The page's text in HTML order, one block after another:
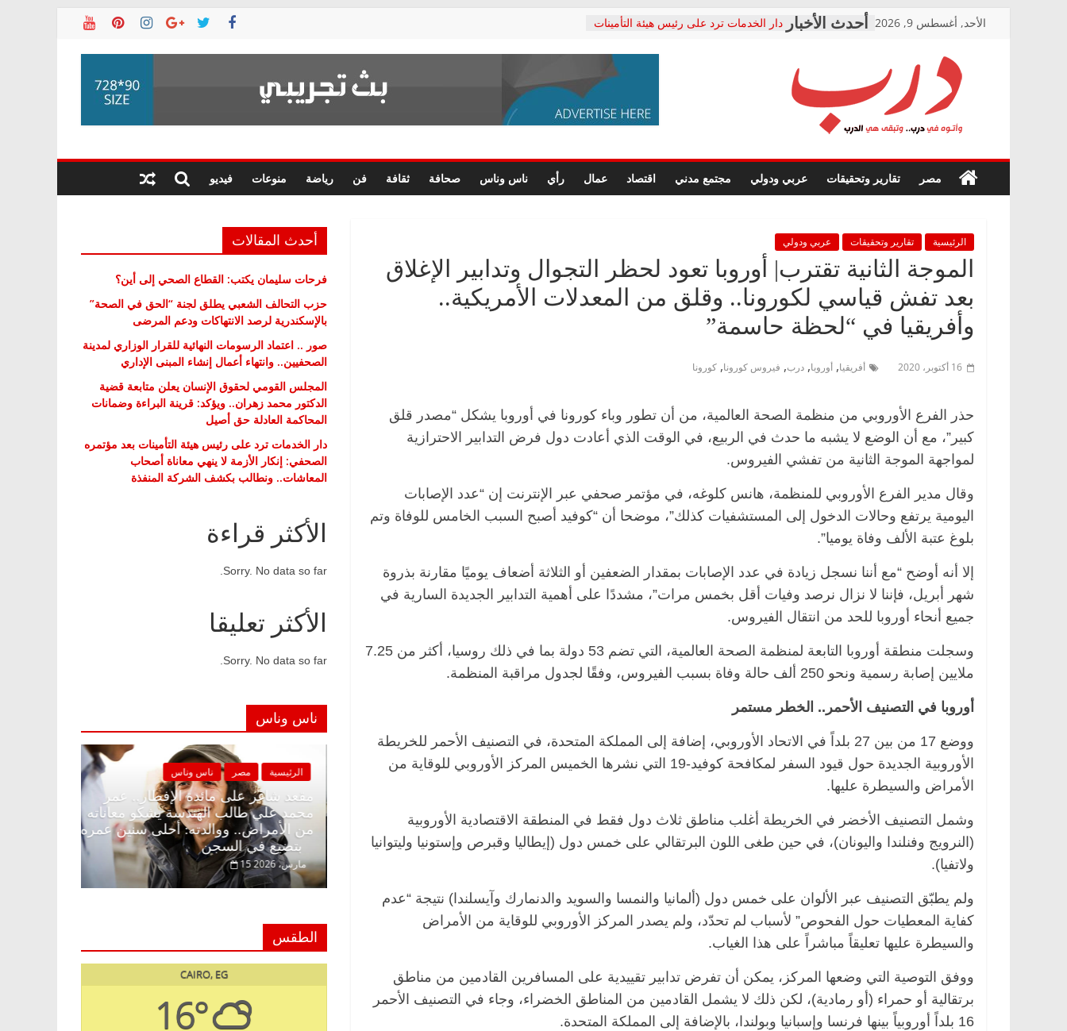
الأحد, أغسطس 9, 2026
دار الخدمات ترد على رئيس هيئة التأمينات
معاناة أصحاب المعاشات.. ونطالب بكشف
فرحات سليمان يكتب: القطاع الصحي إلى
حزب التحالف الشعبي يطلق لجنة “الحق
صور .. اعتماد الرسومات النهائية للقرار
الوزاري لمدينة الصحفيين.. وانتهاء أعمال
إنشاء المبنى الإداري
حق أصيل
درب
في
درب..
الدرب
مصر تقارير وتحقيقات عربي ودولي مجتمع مدني اقتصاد عمال رأي ناس وناس صحافة ثقافة فن رياضة منوعات فيديو
الرئيسية تقارير وتحقيقات عربي ودولي
الموجة الثانية تقترب| أوروبا تعود لحظر التجوال وتدابير الإغلاق
بعد تفش قياسي لكورونا.. وقلق من المعدلات الأمريكية..
وأفريقيا في “لحظة حاسمة”
16 أكتوبر، 2020 أفريقيا, أوروبا, درب, فيروس كورونا, كورونا
حذر الفرع الأوروبي من منظمة الصحة العالمية، من أن تطور وباء كورونا في أوروبا يشكل “مصدر قلق
كبير”، مع أن الوضع لا يشبه ما حدث في الربيع، في الوقت الذي أعادت دول فرض التدابير الاحترازية
لمواجهة الموجة الثانية من تفشي الفيروس.
وقال مدير الفرع الأوروبي للمنظمة، هانس كلوغه، في مؤتمر صحفي عبر الإنترنت إن “عدد الإصابات
اليومية يرتفع وحالات الدخول إلى المستشفيات كذلك”، موضحا أن “كوفيد أصبح السبب الخامس للوفاة وتم
بلوغ عتبة الألف وفاة يوميا”.
إلا أنه أوضح “مع أننا نسجل زيادة في عدد الإصابات بمقدار الضعفين أو الثلاثة أضعاف يوميًا مقارنة بذروة
شهر أبريل، فإننا لا نزال نرصد وفيات أقل بخمس مرات”، مشددًا على أهمية التدابير الجديدة السارية في
جميع أنحاء أوروبا للحد من انتقال الفيروس.
وسجلت منطقة أوروبا التابعة لمنظمة الصحة العالمية، التي تضم 53 دولة بما في ذلك روسيا، أكثر من 7.25
ملايين إصابة رسمية ونحو 250 ألف حالة وفاة بسبب الفيروس، وفقًا لجدول مراقبة المنظمة.
أوروبا في التصنيف الأحمر.. الخطر مستمر
ووضع 17 من بين 27 بلداً في الاتحاد الأوروبي، إضافة إلى المملكة المتحدة، في التصنيف الأحمر للخريطة
الأوروبية الجديدة حول قيود السفر لمكافحة كوفيد-19 التي نشرها الخميس المركز الأوروبي للوقاية من
الأمراض والسيطرة عليها.
وشمل التصنيف الأخضر في الخريطة أغلب مناطق ثلاث دول فقط في المنطقة الاقتصادية الأوروبية
(النرويج وفنلندا واليونان)، في حين طغى اللون البرتقالي على خمس دول (إيطاليا وقبرص وإستونيا وليتوانيا
ولاتفيا).
ولم يطبّق التصنيف عبر الألوان على خمس دول (ألمانيا والنمسا والسويد والدنمارك وآيسلندا) نتيجة “عدم
كفاية المعطيات حول الفحوص” لأسباب لم تحدّد، ولم يصدر المركز الأوروبي للوقاية من الأمراض
والسيطرة عليها تعليقاً مباشراً على هذا الغياب.
ووفق التوصية التي وضعها المركز، يمكن أن تفرض تدابير تقييدية على المسافرين القادمين من مناطق
برتقالية أو حمراء (أو رمادية)، لكن ذلك لا يشمل القادمين من المناطق الخضراء، وجاء في التصنيف الأحمر
16 بلداً أوروبياً بينها فرنسا وإسبانيا وبولندا، بالإضافة إلى المملكة المتحدة.
أحدث المقالات
فرحات سليمان يكتب: القطاع الصحي إلى أين؟
حزب التحالف الشعبي يطلق لجنة “الحق في الصحة”
بالإسكندرية لرصد الانتهاكات ودعم المرضى
صور .. اعتماد الرسومات النهائية للقرار الوزاري لمدينة
الصحفيين.. وانتهاء أعمال إنشاء المبنى الإداري
المجلس القومي لحقوق الإنسان يعلن متابعة قضية
الدكتور محمد زهران.. ويؤكد: قرينة البراءة وضمانات
المحاكمة العادلة حق أصيل
دار الخدمات ترد على رئيس هيئة التأمينات بعد مؤتمره
الصحفي: إنكار الأزمة لا ينهي معاناة أصحاب
المعاشات.. ونطالب بكشف الشركة المنفذة
الأكثر قراءة
Sorry. No data so far.
الأكثر تعليقا
Sorry. No data so far.
ناس وناس
مقعد شاغر
محمد علي
من الأمراض..
بتضيع في السجن
الرئيسية مصر ناس وناس
مقعد شاغر على الإفطار وبلكونة بلا زينة
رمضان.. د. عبدالخالق فاروق خبير
اقتصادي في انتظار حلم الحرية ولمة
22 فبراير، 2026
الرئيسية مصر ناس وناس
حسين عبدالهادي فارس مقاومة
الخصخصة الذي دافع عن المال العام
(بروفايل)
في ذكرى رحيله.. د. نور فرحات فقيه
قانوني دافع عن قضايا الوطن وانحاز
للحرية (بروفايل)
ناس وناس
عبدالخالق فاروق.. خبير اقتصادي
بذكرى ميلاده وحيداً على أبواب
الطقس
CAIRO, EG
16°